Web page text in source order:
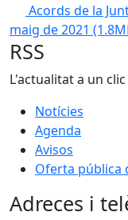
Acords de la
maig de 2021
RSS
L'actualitat a un clic
Notícies
Agenda
Avisos
Oferta pública
Adreces i